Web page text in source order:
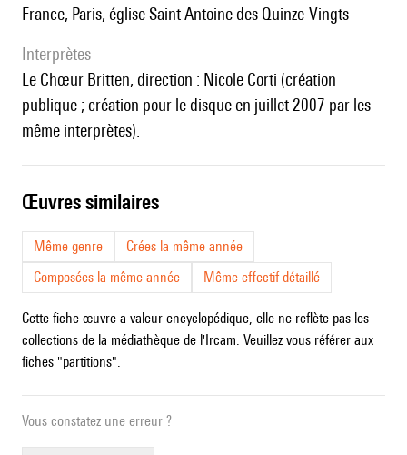
France, Paris, église Saint Antoine des Quinze-Vingts
interprètes
le Chœur Britten, direction : Nicole Corti (création
publique ; création pour le disque en juillet 2007 par les
même interprètes).
œuvres similaires
Même genre
Crées la même année
Composées la même année
Même effectif détaillé
Cette fiche œuvre a valeur encyclopédique, elle ne reflète pas les
collections de la médiathèque de l'Ircam. Veuillez vous référer aux
fiches "partitions".
Vous constatez une erreur ?